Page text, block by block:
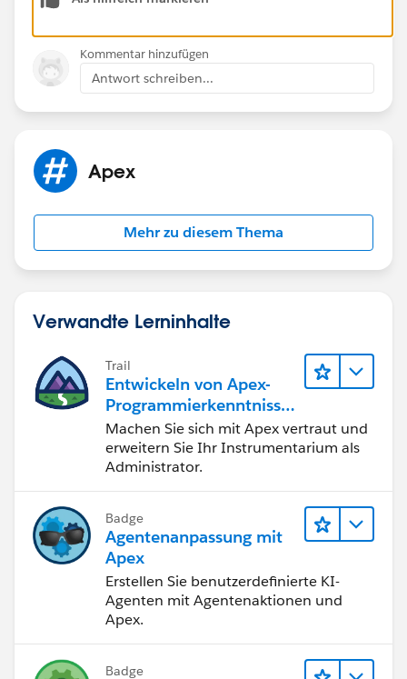
Kommentar hinzufügen
Antwort schreiben...
Apex
Mehr zu diesem Thema
Verwandte Lerninhalte
Trail
Entwickeln von Apex-
Programmierkenntnisse
n
Machen Sie sich mit Apex vertraut und
erweitern Sie Ihr Instrumentarium als
Administrator.
Badge
Agentenanpassung mit
Apex
Erstellen Sie benutzerdefinierte KI-
Agenten mit Agentenaktionen und
Apex.
Badge